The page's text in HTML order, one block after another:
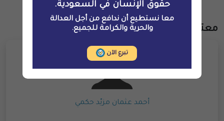
مساهمة
معتقلون آخرون
أحمد عثمان مزيّد حكمي
حقوق الإنسان في السعودية.
معا نستطيع أن ندافع من أجل العدالة
والحرية والكرامة للجميع.
تبرع الآن